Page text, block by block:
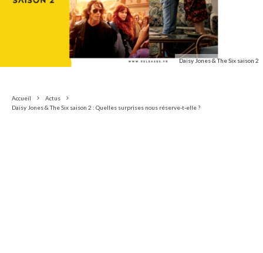
Daisy Jones & The Six saison 2
Accueil
Actus
Daisy Jones & The Six saison 2 : Quelles surprises nous réserve-t-elle ?